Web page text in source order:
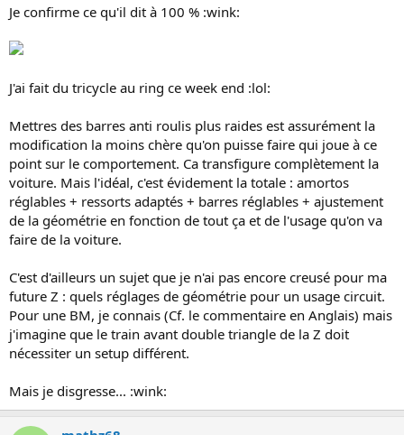
Je confirme ce qu'il dit à 100 % :wink:
J'ai fait du tricycle au ring ce week end :lol:
Mettres des barres anti roulis plus raides est assurément la
modification la moins chère qu'on puisse faire qui joue à ce
point sur le comportement. Ca transfigure complètement la
voiture. Mais l'idéal, c'est évidement la totale : amortos
réglables + ressorts adaptés + barres réglables + ajustement
de la géométrie en fonction de tout ça et de l'usage qu'on va
faire de la voiture.
C'est d'ailleurs un sujet que je n'ai pas encore creusé pour ma
future Z : quels réglages de géométrie pour un usage circuit.
Pour une BM, je connais (Cf. le commentaire en Anglais) mais
j'imagine que le train avant double triangle de la Z doit
nécessiter un setup différent.
Mais je disgresse... :wink: